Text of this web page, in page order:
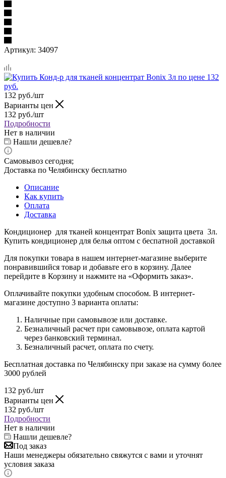
Артикул: 34097
132 руб./шт
Варианты цен
132 руб./шт
Подробности
Нет в наличии
Нашли дешевле?
Самовывоз сегодня;
Доставка по Челябинску бесплатно
Описание
Как купить
Оплата
Доставка
Кондиционер для тканей концентрат Bonix защита цвета 3л.
Купить кондиционер для белья оптом с беспатной доставкой
Для покупки товара в нашем интернет-магазине выберите
понравившийся товар и добавьте его в корзину. Далее
перейдите в Корзину и нажмите на «Оформить заказ».
Оплачивайте покупки удобным способом. В интернет-
магазине доступно 3 варианта оплаты:
Наличные при самовывозе или доставке.
Безналичный расчет при самовывозе, оплата картой
через банковский терминал.
Безналичный расчет, оплата по счету.
Бесплатная доставка по Челябинску при заказе на сумму более
3000 рублей
132 руб./шт
Варианты цен
132 руб./шт
Подробности
Нет в наличии
Нашли дешевле?
Под заказ
Наши менеджеры обязательно свяжутся с вами и уточнят
условия заказа